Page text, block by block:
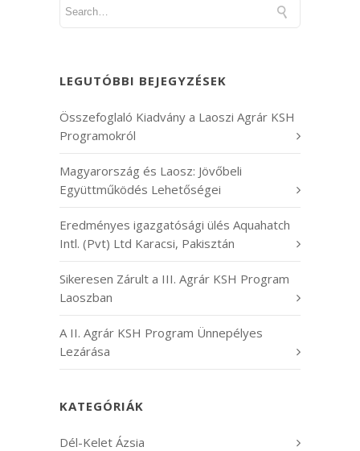
LEGUTÓBBI BEJEGYZÉSEK
Összefoglaló Kiadvány a Laoszi Agrár KSH
Programokról
Magyarország és Laosz: Jövőbeli
Együttműködés Lehetőségei
Eredményes igazgatósági ülés Aquahatch
Intl. (Pvt) Ltd Karacsi, Pakisztán
Sikeresen Zárult a III. Agrár KSH Program
Laoszban
A II. Agrár KSH Program Ünnepélyes
Lezárása
KATEGÓRIÁK
Dél-Kelet Ázsia